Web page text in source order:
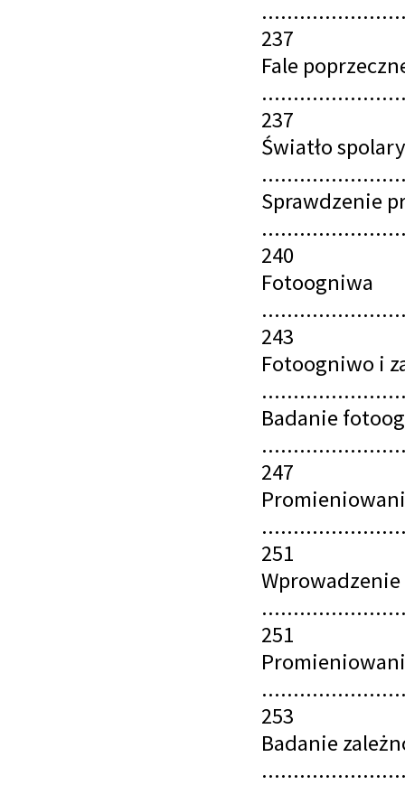
237
Fale
237
Światło
Sprawdzenie
240
Fotoogniwa
243
Fotoogniwo i
Badanie
247
251
Wprowadzenie
251
253
Badanie